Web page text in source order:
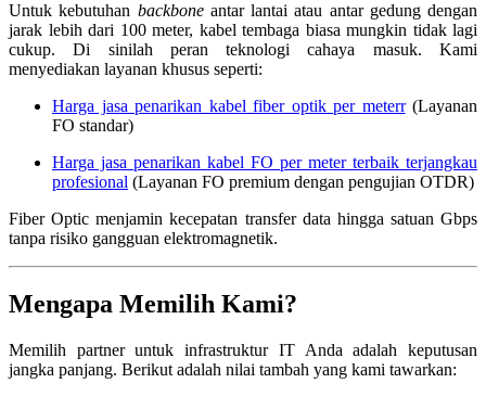
Untuk kebutuhan backboneantar lantai atau antar gedung dengan
jarak lebih dari 100 meter, kabel tembaga biasa mungkin tidak lagi
cukup. Di sinilah peran teknologi cahaya masuk. Kami
menyediakan layanan khusus seperti:
Harga jasa penarikan kabel fiber optik per meterr(Layanan
FO standar)
Harga jasa penarikan kabel FO per meter terbaik terjangkau
profesional (Layanan FO premium dengan pengujian OTDR)
Fiber Optic menjamin kecepatan transfer data hingga satuan Gbps
tanpa risiko gangguan elektromagnetik.
Mengapa Memilih Kami?
Memilih partner untuk infrastruktur IT Anda adalah keputusan
jangka panjang. Berikut adalah nilai tambah yang kami tawarkan: